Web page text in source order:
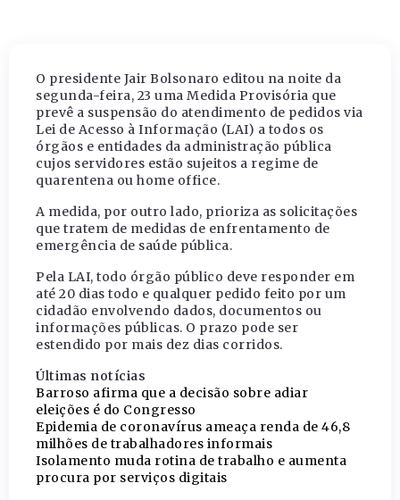
O presidente Jair Bolsonaro editou na noite da
segunda-feira, 23 uma Medida Provisória que
prevê a suspensão do atendimento de pedidos via
Lei de Acesso à Informação (LAI) a todos os
órgãos e entidades da administração pública
cujos servidores estão sujeitos a regime de
quarentena ou home office.
A medida, por outro lado, prioriza as solicitações
que tratem de medidas de enfrentamento de
emergência de saúde pública.
Pela LAI, todo órgão público deve responder em
até 20 dias todo e qualquer pedido feito por um
cidadão envolvendo dados, documentos ou
informações públicas. O prazo pode ser
estendido por mais dez dias corridos.
Últimas notícias
Barroso afirma que a decisão sobre adiar
eleições é do Congresso
Epidemia de coronavírus ameaça renda de 46,8
milhões de trabalhadores informais
Isolamento muda rotina de trabalho e aumenta
procura por serviços digitais